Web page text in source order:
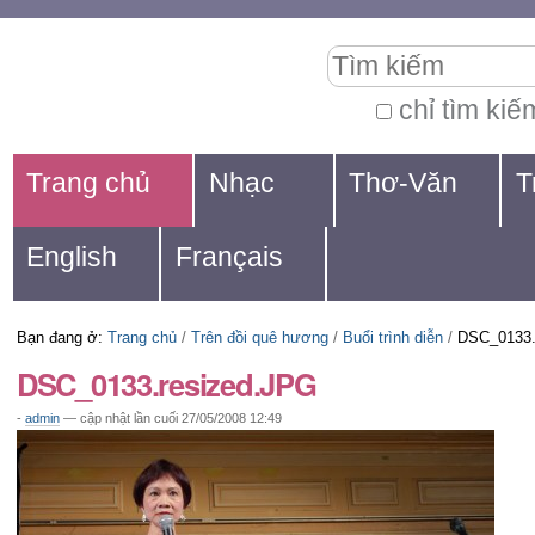
dung.
Chuyển
đến
mục
định
hướng
cá
nhân
chỉ tìm
kiếm
cao...
Navigation
Trang chủ Nhạc Thơ-Văn
English Français
Bạn đang ở: Trang chủ / Trên đồi quê hương / Buổi trình diễn /
DSC_0133.resized.JPG
- admin — cập nhật lần cuối 27/05/2008 12:49